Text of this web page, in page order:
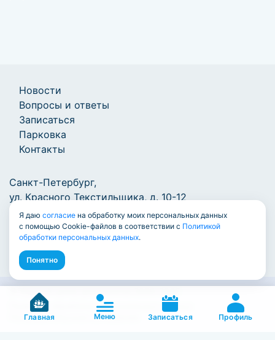
Новости
Вопросы и ответы
Записаться
Парковка
Контакты
Санкт-Петербург,
ул. Красного Текстильщика, д. 10-12
+7 (812) 777-1000/info@7771000.ru
© Единый центр документов 2009-2026
Политика обработки персональных данных
Пользовательское соглашение
Главная Меню Записаться Профиль
Я даю согласие на обработку моих персональных данных
с помощью Cookie-файлов в соответствии с Политикой
обработки персональных данных.
Понятно